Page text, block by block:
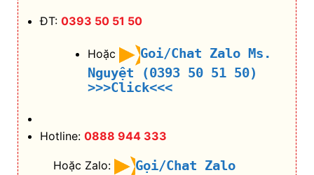
ĐT: 0393 50 51 50
Hoặc
Goi/Chat Zalo Ms.
Nguyệt (0393 50 51 50)
>>>Click<<<
Hotline: 0888 944 333
Hoặc Zalo:
Gọi/Chat Zalo